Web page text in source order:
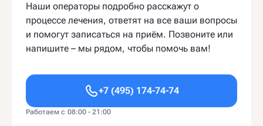
Наши операторы подробно расскажут о
процессе лечения, ответят на все ваши вопросы
и помогут записаться на приём. Позвоните или
напишите – мы рядом, чтобы помочь вам!
+7 (495) 174-74-74
Работаем с 08:00 - 21:00